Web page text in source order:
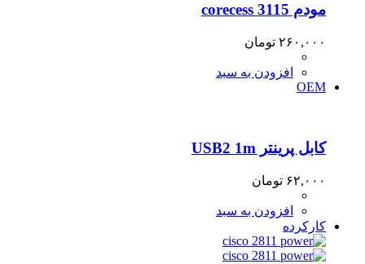
مودم corecess 3115
۲۶۰,۰۰۰ تومان
افزودن به سبد
OEM
کابل پرینتر USB2 1m
۶۲,۰۰۰ تومان
افزودن به سبد
کارکرده